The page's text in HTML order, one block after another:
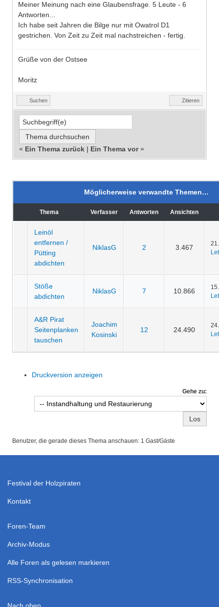
Meiner Meinung nach eine Glaubensfrage. 5 Leute - 6
Antworten...
Ich habe seit Jahren die Bilge nur mit Owatrol D1
gestrichen. Von Zeit zu Zeit mal nachstreichen - fertig.
Grüße von der Ostsee
Moritz
Suchen Zitieren
« Ein Thema zurück | Ein Thema vor»
Möglicherweise verwandte Themen…
Thema Verfasser Antworten Ansichten
Leinöl
entfernen /
Pütting
abdichten
NiklasG 2 3.467
Stöße
abdichten
NiklasG 7 10.866
A&R Pirat
Seitenplanken
tauschen
Joachim
Kosinski
12 24.490
Druckversion anzeigen
Gehe zu:
Benutzer, die gerade dieses Thema anschauen: 1 Gast/Gäste
Festival der Holzpiraten
Kontakt
Foren-Team
Archiv-Modus
Alle Foren als gelesen markieren
RSS-Synchronisation